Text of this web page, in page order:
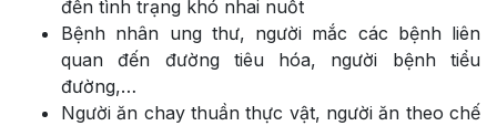
đến tình trạng khó nhai nuốt
Bệnh nhân ung thư, người mắc các bệnh liên
quan đến đường tiêu hóa, người bệnh tiểu
đường,…
Người ăn chay thuần thực vật, người ăn theo chế